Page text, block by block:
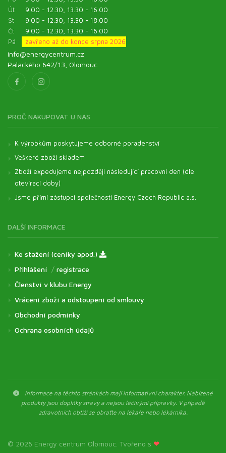
Út
9.00 - 12.30, 13.30 - 16.00
St
9.00 - 12.30, 13.30 - 18.00
Čt
9.00 - 12.30, 13.30 - 16.00
Pá
zavřeno až do konce srpna 2026
info@energycentrum.cz
Palackého 642/13, Olomouc
PROČ NAKUPOVAT U NÁS
K výrobkům poskytujeme odborné poradenství
Veškeré zboží skladem
Zboží expedujeme nejpozději následující pracovní den (dle
otevírací doby)
Jsme přímí zástupci společnosti Energy Czech Republic a.s.
DALŠÍ INFORMACE
Ke stažení (ceníky apod.)
Přihlášení / registrace
Členství v klubu Energy
Vrácení zboží a odstoupení od smlouvy
Obchodní podmínky
Ochrana osobních údajů
Informace na těchto stránkách mají informativní charakter. Nabízené
produkty jsou doplňky stravy a nejsou léčivými přípravky. V případě
zdravotních obtíží se obraťte na lékaře nebo lékárníka.
© 2026 Energy centrum Olomouc. Tvořeno s ❤